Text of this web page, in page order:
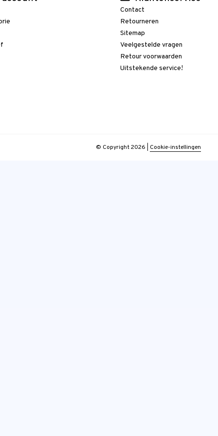
Contact
Retourneren
Sitemap
Veelgestelde vragen
Retour voorwaarden
Uitstekende service!
© Copyright 2026 Cookie-instellingen